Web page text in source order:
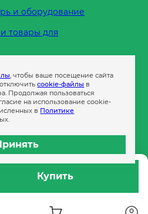
Купить
и оборудование
товары для
, чтобы ваше посещение сайта
cookie-файлы в
Продолжая пользоваться
на использование cookie-
в Политике